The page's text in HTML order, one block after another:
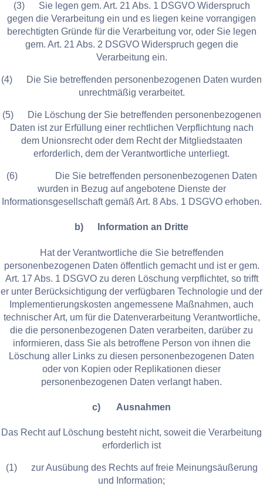
(3) Sie legen gem. Art. 21 Abs. 1 DSGVO Widerspruch
gegen die Verarbeitung ein und es liegen keine vorrangigen
berechtigten Gründe für die Verarbeitung vor, oder Sie legen
gem. Art. 21 Abs. 2 DSGVO Widerspruch gegen die
Verarbeitung ein.
(4) Die Sie betreffenden personenbezogenen Daten wurden
unrechtmäßig verarbeitet.
(5) Die Löschung der Sie betreffenden personenbezogenen
Daten ist zur Erfüllung einer rechtlichen Verpflichtung nach
dem Unionsrecht oder dem Recht der Mitgliedstaaten
erforderlich, dem der Verantwortliche unterliegt.
(6) Die Sie betreffenden personenbezogenen Daten
wurden in Bezug auf angebotene Dienste der
Informationsgesellschaft gemäß Art. 8 Abs. 1 DSGVO erhoben.
b) Information an Dritte
Hat der Verantwortliche die Sie betreffenden
personenbezogenen Daten öffentlich gemacht und ist er gem.
Art. 17 Abs. 1 DSGVO zu deren Löschung verpflichtet, so trifft
er unter Berücksichtigung der verfügbaren Technologie und der
Implementierungskosten angemessene Maßnahmen, auch
technischer Art, um für die Datenverarbeitung Verantwortliche,
die die personenbezogenen Daten verarbeiten, darüber zu
informieren, dass Sie als betroffene Person von ihnen die
Löschung aller Links zu diesen personenbezogenen Daten
oder von Kopien oder Replikationen dieser
personenbezogenen Daten verlangt haben.
c) Ausnahmen
Das Recht auf Löschung besteht nicht, soweit die Verarbeitung
erforderlich ist
(1) zur Ausübung des Rechts auf freie Meinungsäußerung
und Information;